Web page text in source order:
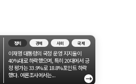
정치 경제 사회 국제
이재명 대통령의 국정 운영 지지율이
40%대로 하락했으며, 특히 20대에서 긍
정 평가는 33.9%로 18.8%포인트 하락
했다. 여론조사에서는...
→